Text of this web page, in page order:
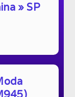
» SP